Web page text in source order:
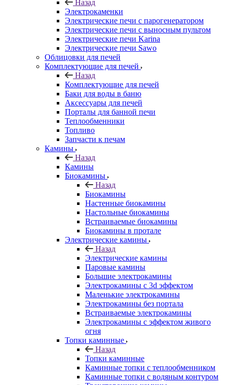
Назад
Электрокаменки
Электрические печи с парогенератором
Электрические печи с выносным пультом
Электрические печи Karina
Электрические печи Sawo
Облицовки для печей
Комплектующие для печей
Назад
Комплектующие для печей
Баки для воды в баню
Аксессуары для печей
Порталы для банной печи
Теплообменники
Топливо
Запчасти к печам
Камины
Назад
Камины
Биокамины
Назад
Биокамины
Настенные биокамины
Настольные биокамины
Встраиваемые биокамины
Биокамины в протале
Электрические камины
Назад
Электрические камины
Паровые камины
Большие электрокамины
Электрокамины с 3d эффектом
Маленькие электрокамины
Электрокамины без портала
Встраиваемые электрокамины
Электрокамины с эффектом живого
огня
Топки каминные
Назад
Топки каминные
Каминные топки с теплообменником
Каминные топки с водяным контуром